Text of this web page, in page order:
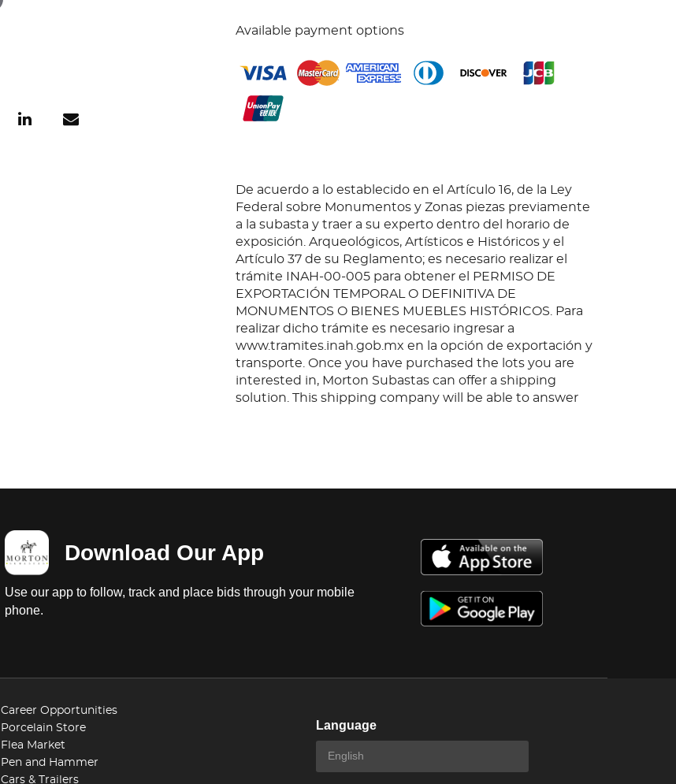
Available payment options
De acuerdo a lo establecido en el Artículo 16, de la Ley
Federal sobre Monumentos y Zonas piezas previamente
a la subasta y traer a su experto dentro del horario de
exposición. Arqueológicos, Artísticos e Históricos y el
Artículo 37 de su Reglamento; es necesario realizar el
trámite INAH-00-005 para obtener el PERMISO DE
EXPORTACIÓN TEMPORAL O DEFINITIVA DE
MONUMENTOS O BIENES MUEBLES HISTÓRICOS. Para
realizar dicho trámite es necesario ingresar a
www.tramites.inah.gob.mx en la opción de exportación y
transporte. Once you have purchased the lots you are
interested in, Morton Subastas can offer a shipping
solution. This shipping company will be able to answer
Download Our App
Use our app to follow, track and place bids through your mobile
phone.
Career Opportunities
Porcelain Store
Flea Market
Pen and Hammer
Cars & Trailers
Language